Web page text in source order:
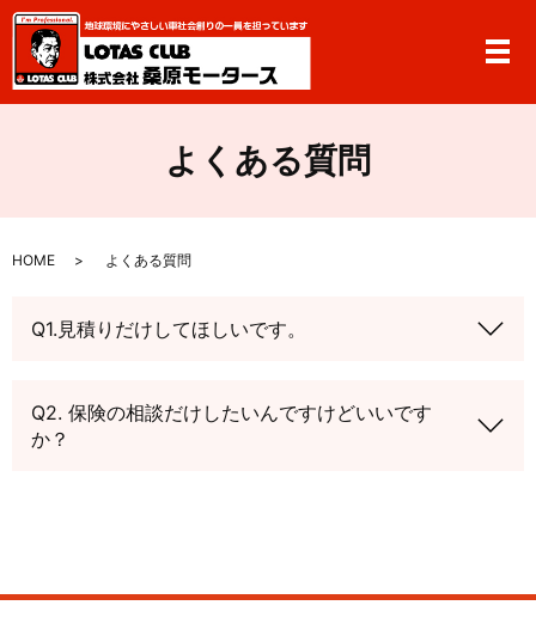
メ
よくある質問
HOME よくある質問
Q1.見積りだけしてほしいです。
Q2. 保険の相談だけしたいんですけどいいです
か？